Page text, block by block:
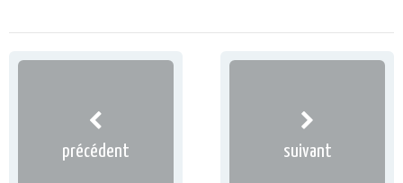
précédent suivant